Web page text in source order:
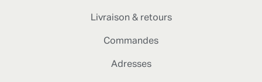
Livraison & retours
Commandes
Adresses